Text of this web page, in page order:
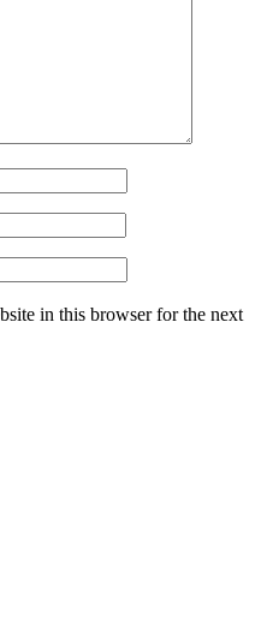
in this browser for the next